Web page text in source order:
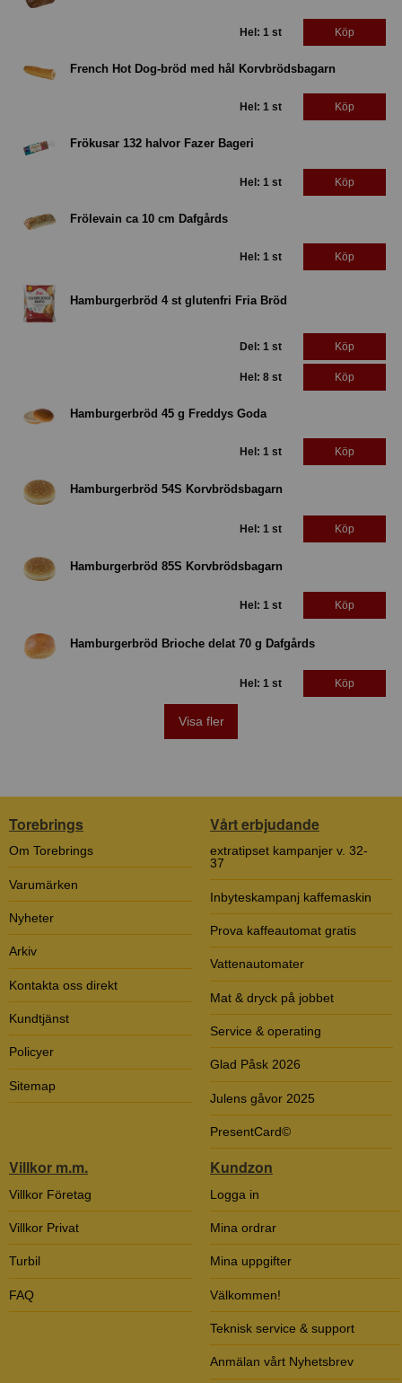
Hel: 1 st Köp
French Hot Dog-bröd med hål Korvbrödsbagarn
Hel: 1 st Köp
Frökusar 132 halvor Fazer Bageri
Hel: 1 st Köp
Frölevain ca 10 cm Dafgårds
Hel: 1 st Köp
Hamburgerbröd 4 st glutenfri Fria Bröd
Del: 1 st Köp
Hel: 8 st Köp
Hamburgerbröd 45 g Freddys Goda
Hel: 1 st Köp
Hamburgerbröd 54S Korvbrödsbagarn
Hel: 1 st Köp
Hamburgerbröd 85S Korvbrödsbagarn
Hel: 1 st Köp
Hamburgerbröd Brioche delat 70 g Dafgårds
Hel: 1 st Köp
Visa fler
Torebrings
Om Torebrings
Varumärken
Nyheter
Arkiv
Kontakta oss direkt
Kundtjänst
Policyer
Sitemap
Vårt erbjudande
extratipset kampanjer v. 32-
37
Inbyteskampanj kaffemaskin
Prova kaffeautomat gratis
Vattenautomater
Mat & dryck på jobbet
Service & operating
Glad Påsk 2026
Julens gåvor 2025
PresentCard©
Villkor m.m.
Villkor Företag
Villkor Privat
Turbil
FAQ
Kundzon
Logga in
Mina ordrar
Mina uppgifter
Välkommen!
Teknisk service & support
Anmälan vårt Nyhetsbrev